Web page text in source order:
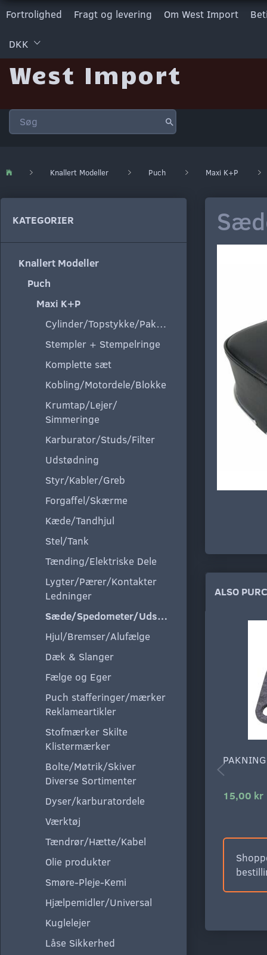
Fortrolighed Fragt og levering Om West Import
DKK
West Import
Knallert Modeller Puch Maxi K+P
KATEGORIER
Knallert Modeller
Puch
Maxi K+P
Cylinder/Topstykke/Pakning
Stempler + Stempelringe
Komplette sæt
Kobling/Motordele/Blokke
Krumtap/Lejer/
Simmeringe
Karburator/Studs/Filter
Udstødning
Styr/Kabler/Greb
Forgaffel/Skærme
Kæde/Tandhjul
Stel/Tank
Tænding/Elektriske Dele
Lygter/Pærer/Kontakter
Ledninger
Sæde/Spedometer/Udstyr
Hjul/Bremser/Alufælge
Dæk & Slanger
Fælge og Eger
Puch stafferinger/mærker
Reklameartikler
Stofmærker Skilte
Klistermærker
Bolte/Møtrik/Skiver
Diverse Sortimenter
Dyser/karburatordele
Værktøj
Tændrør/Hætte/Kabel
Olie produkter
Smøre-Pleje-Kemi
Hjælpemidler/Universal
Kuglelejer
Låse Sikkerhed
ALSO
15,00 kr